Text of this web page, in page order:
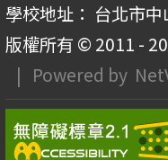
學校地址： 台北市
版權所有 © 2011 -
| Powered by